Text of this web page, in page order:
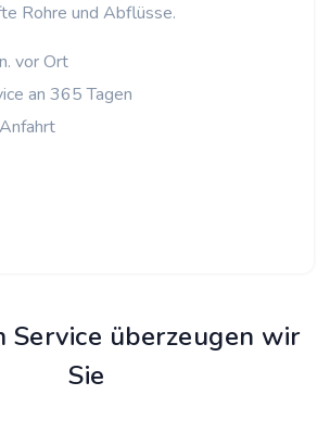
Rohre und Abflüsse.
vor Ort
an 365 Tagen
Service überzeugen wir
Sie